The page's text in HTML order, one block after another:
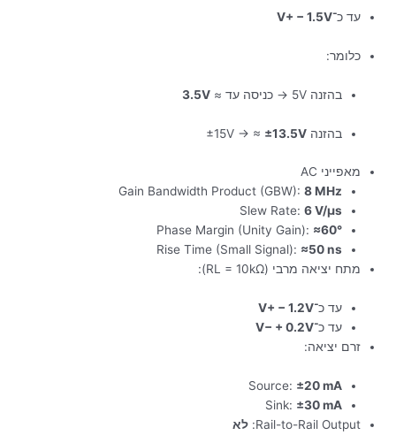
עד כ־V+ − 1.5V
כלומר:
בהזנה 5V → כניסה עד ≈ 3.5V
בהזנה ±15V → ≈ ±13.5V
מאפייני AC
Gain Bandwidth Product (GBW):8 MHz
Slew Rate:6 V/µs
Phase Margin (Unity Gain): ≈60°
Rise Time (Small Signal): ≈50 ns
מתח יציאה מרבי (RL = 10kΩ):
עד כ־V+ − 1.2V
עד כ־V− + 0.2V
זרם יציאה:
Source: ±20 mA
Sink: ±30 mA
Rail-to-Rail Output: לא